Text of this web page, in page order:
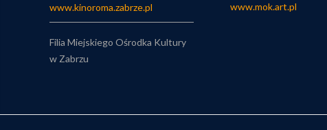
www.kinoroma.zabrze.pl
Filia Miejskiego Ośrodka Kultury
w Zabrzu
www.mok.art.pl